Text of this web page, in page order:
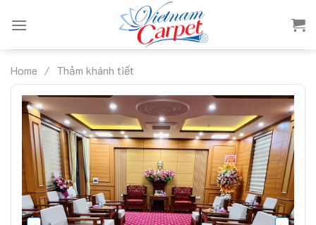
Home / Thảm khánh tiết